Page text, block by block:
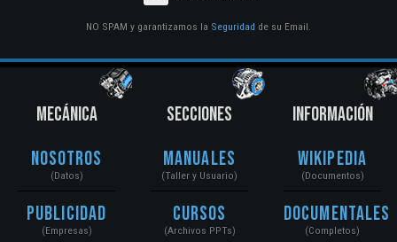
NO SPAM y garantizamos la Seguridad de su Email.
MECÁNICA
Nosotros
(Datos)
Publicidad
(Empresas)
SECCIONES
Manuales
(Taller y Usuario)
Cursos
(Archivos PPTs)
INFORMACIÓN
Wikipedia
(Documentos)
Documentales
(Completos)